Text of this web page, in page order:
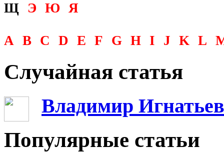
Щ Э Ю Я
A B C D E F G H I J K L
Случайная статья
Владимир
Популярные статьи